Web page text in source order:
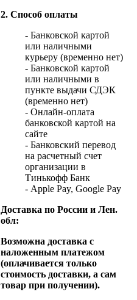
2. Способ оплаты
- Банковской картой
или наличными
курьеру (временно нет)
- Банковской картой
или наличными в
пункте выдачи СДЭК
(временно нет)
- Онлайн-оплата
банковской картой на
сайте
- Банковский перевод
на расчетный счет
организации в
Тинькофф Банк
- Apple Pay, Google Pay
Доставка по России и Лен.
обл:
Возможна доставка с
наложенным платежом
(оплачивается только
стоимость доставки, а сам
товар при получении).